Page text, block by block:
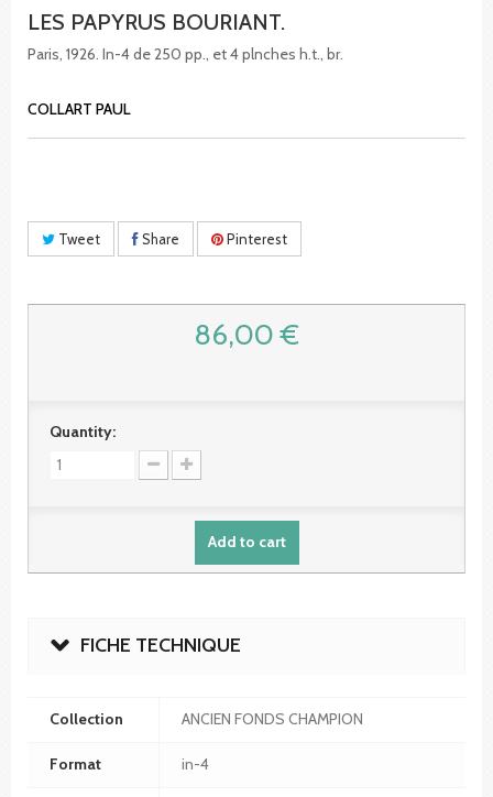
LES PAPYRUS BOURIANT.
Paris, 1926. In-4 de 250 pp., et 4 plnches h.t., br.
COLLART PAUL
Tweet Share Pinterest
86,00 €
Quantity:
Add to cart
FICHE TECHNIQUE
Collection ANCIEN FONDS CHAMPION
Format in-4